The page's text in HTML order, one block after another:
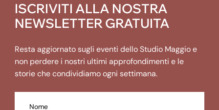
ISCRIVITI ALLA NOSTRA
NEWSLETTER GRATUITA
Resta aggiornato sugli eventi dello Studio Maggio e
non perdere i nostri ultimi approfondimenti e le
storie che condividiamo ogni settimana.